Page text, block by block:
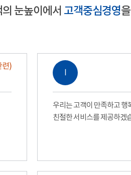
눈높이에서 고객중심경영
련)
Ⅰ
우리는 고객이 만족하고 행
친절한 서비스를 제공하겠